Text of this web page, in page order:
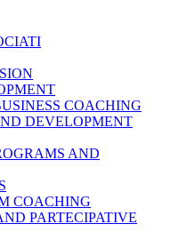
COACHING
DEVELOPMENT
AND
COACHING
PARTECIPATIVE